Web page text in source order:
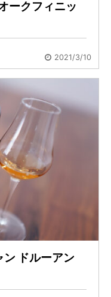
ークフィニッ
2021/3/10
ドルーアン